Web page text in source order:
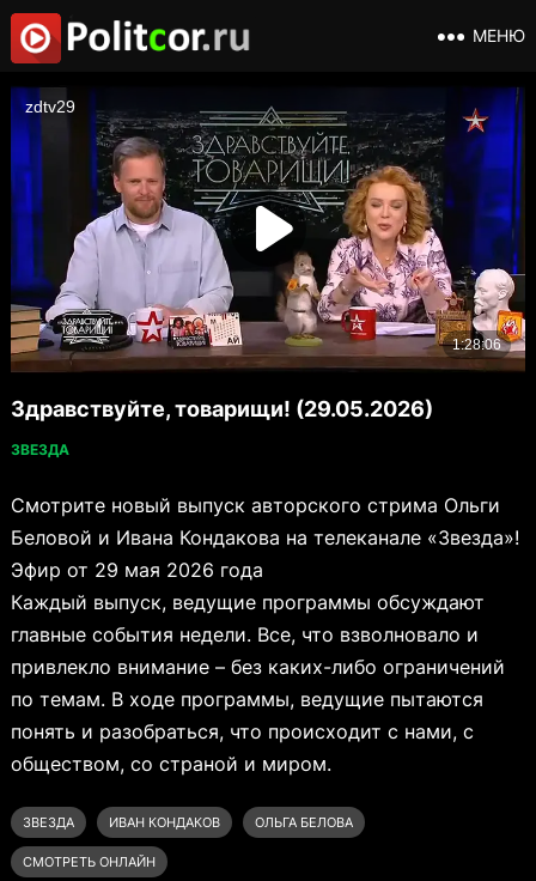
МЕНЮ
Здравствуйте, товарищи! (29.05.2026)
ЗВЕЗДА
Смотрите новый выпуск авторского стрима Ольги
Беловой и Ивана Кондакова на телеканале «Звезда»!
Эфир от 29 мая 2026 года
Каждый выпуск, ведущие программы обсуждают
главные события недели. Все, что взволновало и
привлекло внимание – без каких-либо ограничений
по темам. В ходе программы, ведущие пытаются
понять и разобраться, что происходит с нами, с
обществом, со страной и миром.
ЗВЕЗДА ИВАН КОНДАКОВ ОЛЬГА БЕЛОВА
СМОТРЕТЬ ОНЛАЙН